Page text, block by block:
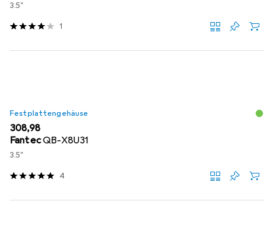
3.5"
1
Festplattengehäuse
EUR
308,98
FantecQB-X8U31
3.5"
4